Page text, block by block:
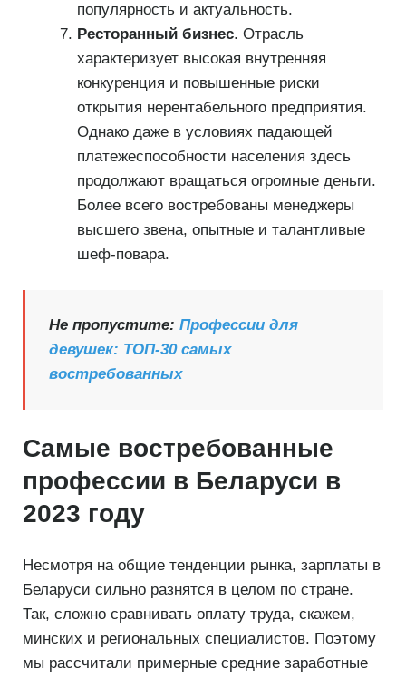
популярность и актуальность.
Ресторанный бизнес. Отрасль
характеризует высокая внутренняя
конкуренция и повышенные риски
открытия нерентабельного предприятия.
Однако даже в условиях падающей
платежеспособности населения здесь
продолжают вращаться огромные деньги.
Более всего востребованы менеджеры
высшего звена, опытные и талантливые
шеф-повара.
Не пропустите: Профессии для
девушек: ТОП-30 самых
востребованных
Самые востребованные
профессии в Беларуси в
2023 году
Несмотря на общие тенденции рынка, зарплаты в
Беларуси сильно разнятся в целом по стране.
Так, сложно сравнивать оплату труда, скажем,
минских и региональных специалистов. Поэтому
мы рассчитали примерные средние заработные